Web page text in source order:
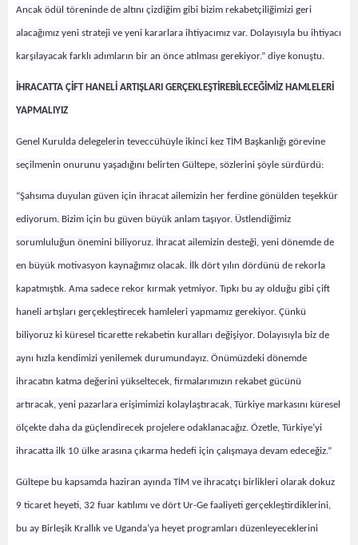
Ancak ödül töreninde de altını çizdiğim gibi bizim rekabetçiliğimizi geri
alacağımız yeni strateji ve yeni kararlara ihtiyacımız var. Dolayısıyla bu ihtiyacı
karşılayacak farklı adımların bir an önce atılması gerekiyor.” diye konuştu.
İHRACATTA ÇİFT HANELİ ARTIŞLARI GERÇEKLEŞTİREBİLECEĞİMİZ HAMLELERİ
YAPMALIYIZ
Genel Kurulda delegelerin teveccühüyle ikinci kez TİM Başkanlığı görevine
seçilmenin onurunu yaşadığını belirten Gültepe, sözlerini şöyle sürdürdü:
“Şahsıma duyulan güven için ihracat ailemizin her ferdine gönülden teşekkür
ediyorum. Bizim için bu güven büyük anlam taşıyor. Üstlendiğimiz
sorumluluğun önemini biliyoruz. İhracat ailemizin desteği, yeni dönemde de
en büyük motivasyon kaynağımız olacak. İlk dört yılın dördünü de rekorla
kapatmıştık. Ama sadece rekor kırmak yetmiyor. Tıpkı bu ay olduğu gibi çift
haneli artışları gerçekleştirecek hamleleri yapmamız gerekiyor. Çünkü
biliyoruz ki küresel ticarette rekabetin kuralları değişiyor. Dolayısıyla biz de
aynı hızla kendimizi yenilemek durumundayız. Önümüzdeki dönemde
ihracatın katma değerini yükseltecek, firmalarımızın rekabet gücünü
artıracak, yeni pazarlara erişimimizi kolaylaştıracak, Türkiye markasını küresel
ölçekte daha da güçlendirecek projelere odaklanacağız. Özetle, Türkiye’yi
ihracatta ilk 10 ülke arasına çıkarma hedefi için çalışmaya devam edeceğiz.”
Gültepe bu kapsamda haziran ayında TİM ve ihracatçı birlikleri olarak dokuz
9 ticaret heyeti, 32 fuar katılımı ve dört Ur-Ge faaliyeti gerçekleştirdiklerini,
bu ay Birleşik Krallık ve Uganda’ya heyet programları düzenleyeceklerini